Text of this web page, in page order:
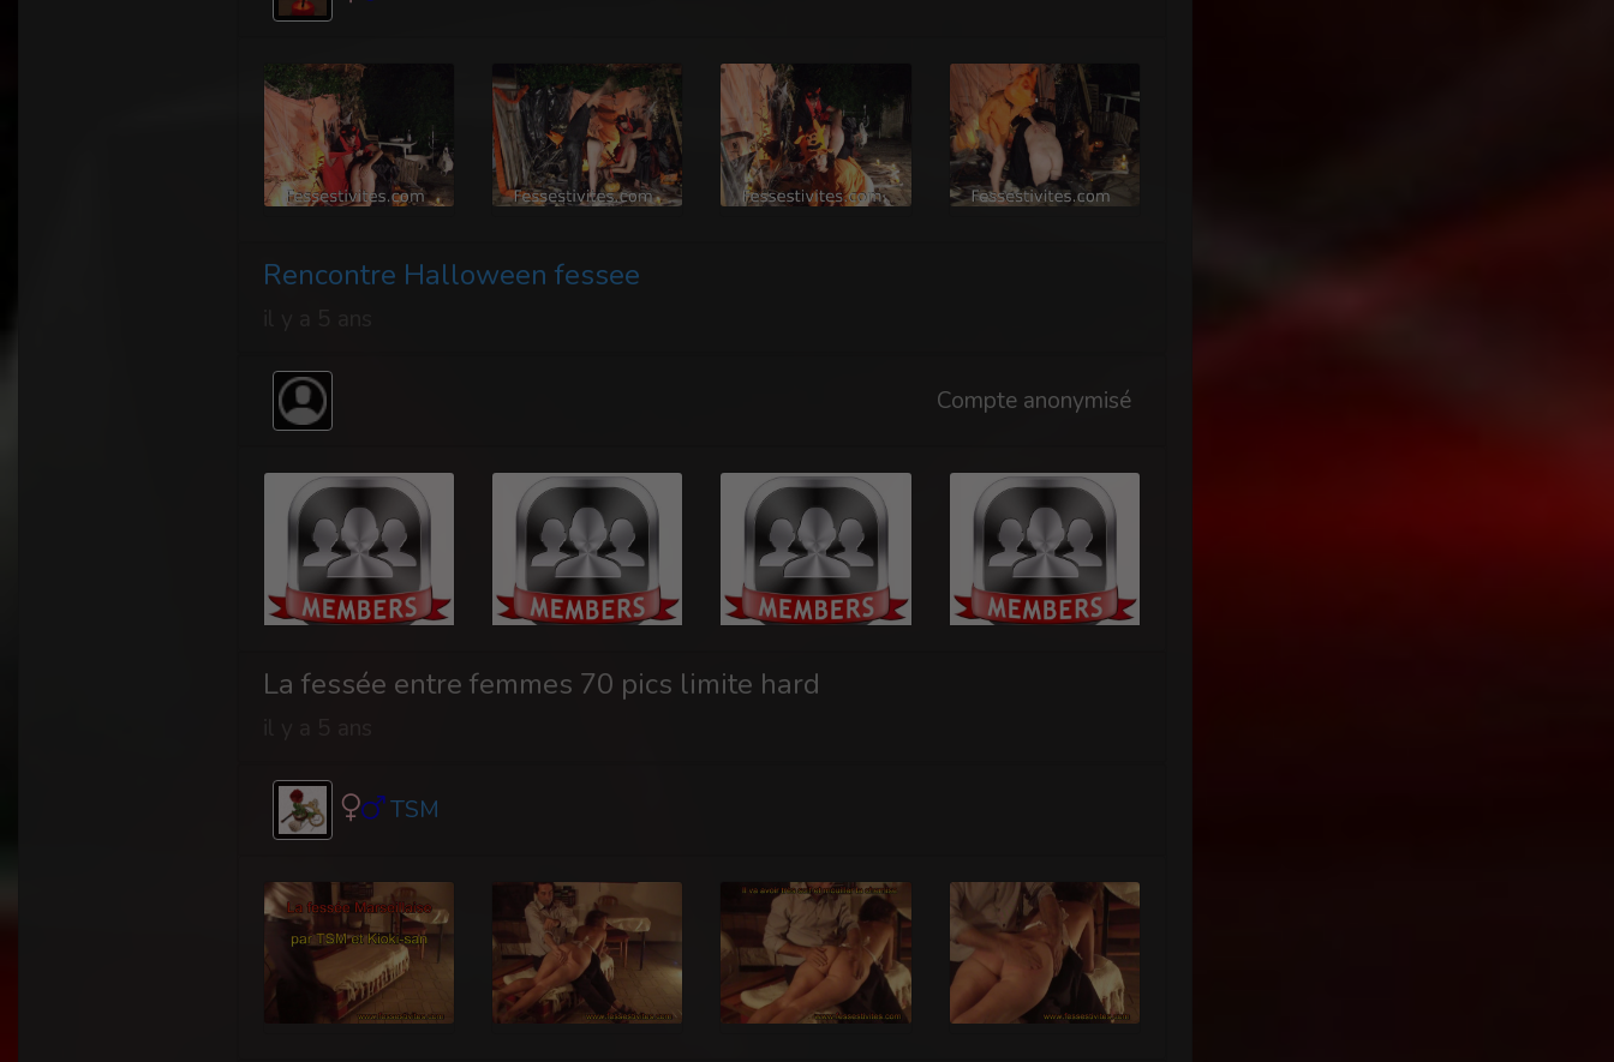
Rencontre Halloween fessee
Compte anonymisé
La fessée entre femmes 70 pics limite hard
TSM